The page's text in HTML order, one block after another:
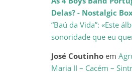
Delas? - Nostalgic
“Baú da Vida”: «Este
sonoridade que eu
José Coutinhoem
Maria II – Cacém –